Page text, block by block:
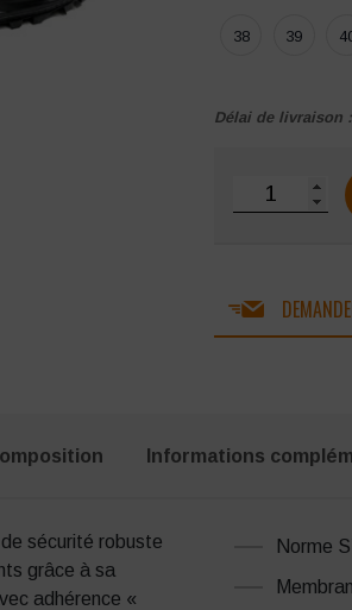
38 39
Délai de livraison :
quantité de
Informations
sécurité robuste
grâce à sa
adhérence «
Norme